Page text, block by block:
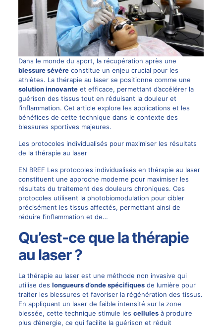
Dans le monde du sport, la récupération après une
blessure sévèreconstitue un enjeu crucial pour les
athlètes. La thérapie au laser se positionne comme une
solution innovanteet efficace, permettant d’accélérer la
guérison des tissus tout en réduisant la douleur et
l’inflammation. Cet article explore les applications et les
bénéfices de cette technique dans le contexte des
blessures sportives majeures.
Les protocoles individualisés pour maximiser les résultats
de la thérapie au laser
EN BREF Les protocoles individualisés en thérapie au laser
constituent une approche moderne pour maximiser les
résultats du traitement des douleurs chroniques. Ces
protocoles utilisent la photobiomodulation pour cibler
précisément les tissus affectés, permettant ainsi de
réduire l’inflammation et de…
Qu’est-ce que la thérapie
au laser ?
La thérapie au laser est une méthode non invasive qui
utilise des longueurs d’onde spécifiquesde lumière pour
traiter les blessures et favoriser la régénération des tissus.
En appliquant un laser de faible intensité sur la zone
blessée, cette technique stimule les cellulesà produire
plus d’énergie, ce qui facilite la guérison et réduit